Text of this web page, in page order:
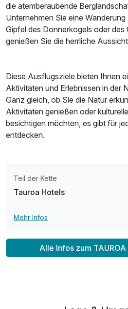
die atemberaubende
Unternehmen Sie eine
Gipfel des Donnerkogels oder des
genießen Sie die herrliche
Diese Ausflugsziele bieten Ihnen
Aktivitäten und Erlebnissen in der
Ganz gleich, ob Sie die Natur
Aktivitäten genießen oder
besichtigen möchten, es gibt für
entdecken.
Teil der Kette
Tauroa Hotels
Mehr Infos
Alle Infos zum